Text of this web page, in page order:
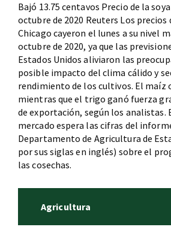
Bajó 13.75 centavos Precio de la
octubre de 2020 Reuters Los precios
Chicago cayeron el lunes a su nivel
octubre de 2020, ya que las
Estados Unidos aliviaron las
posible impacto del clima cálido y
rendimiento de los cultivos. El maíz
mientras que el trigo ganó fuerza
de exportación, según los analistas.
mercado espera las cifras del
Departamento de Agricultura de
por sus siglas en inglés) sobre el
las cosechas.
Agricultura